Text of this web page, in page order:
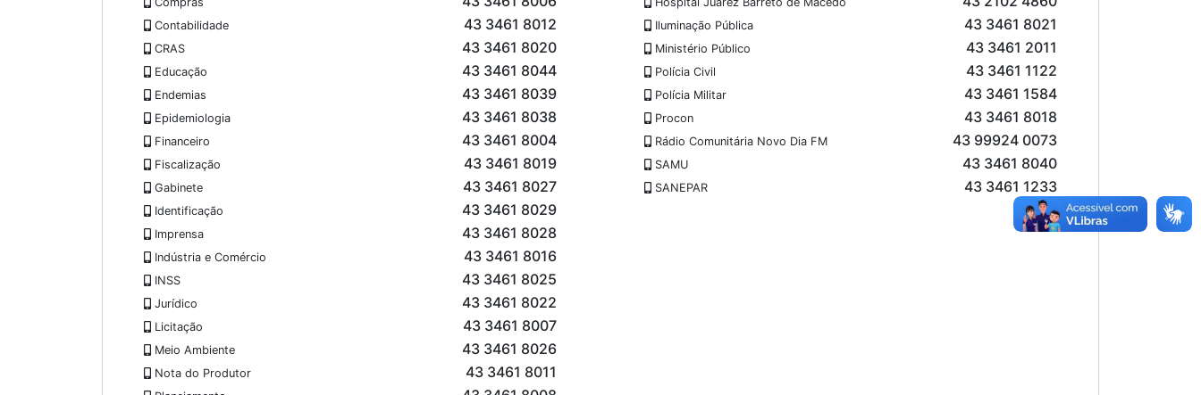
Contabilidade 43 3461 8012
CRAS 43 3461 8020
Educação 43 3461 8044
Endemias 43 3461 8039
Epidemiologia 43 3461 8038
Financeiro 43 3461 8004
Fiscalização 43 3461 8019
Gabinete 43 3461 8027
Identificação 43 3461 8029
Imprensa 43 3461 8028
Indústria e Comércio 43 3461 8016
INSS 43 3461 8025
Jurídico 43 3461 8022
Licitação 43 3461 8007
Meio Ambiente 43 3461 8026
Nota do Produtor 43 3461 8011
Iluminação Pública 43 3461 8021
Ministério Público 43 3461 2011
Polícia Civil 43 3461 1122
Polícia Militar 43 3461 1584
Procon 43 3461 8018
Rádio Comunitária Novo Dia FM 43 99924 0073
SAMU 43 3461 8040
SANEPAR 43 3461 1233